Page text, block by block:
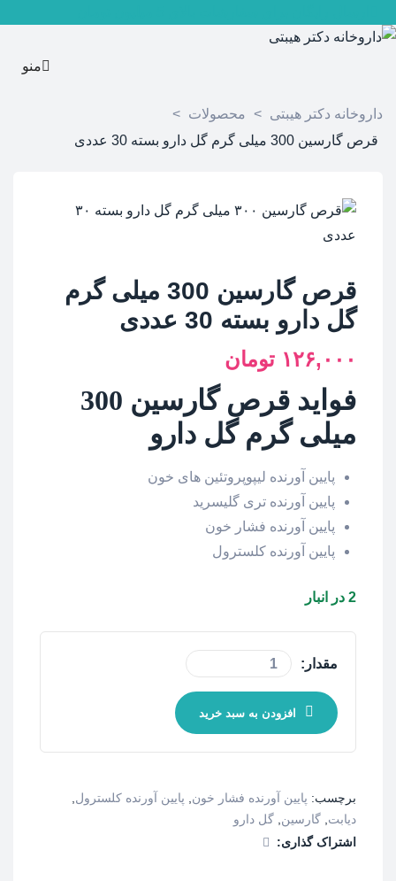
منو
داروخانه دکتر هیبتی > محصولات >
قرص گارسین 300 میلی گرم گل دارو بسته 30 عددی
قرص گارسین 300 میلی گرم
گل دارو بسته 30 عددی
۱۲۶,۰۰۰ تومان
فواید قرصگارسین 300
میلی گرم گل دارو
پایین آورنده لیپوپروتئین های خون
پایین آورنده تری گلیسرید
پایین آورنده فشار خون
پایین آورنده کلسترول
2 در انبار
مقدار:
قرص
گارسین
300
میلی
دارو
بسته
30
افزودن به سبد خرید
برچسب: پایین آورنده فشار خون پایین آورنده کلسترول
دیابت گارسین گل دارو
اشتراک گذاری: